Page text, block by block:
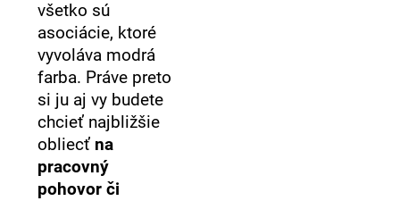
všetko sú
asociácie, ktoré
vyvoláva modrá
farba. Práve preto
si ju aj vy budete
chcieť najbližšie
obliecť na
pracovný
pohovor či